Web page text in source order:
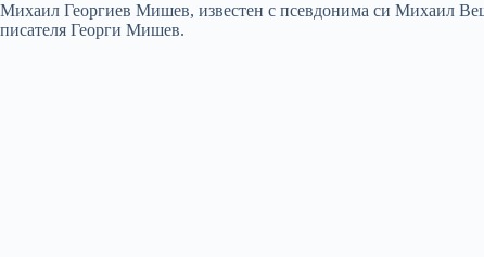
Михаил Георгиев Мишев, известен с псевдонима си Михаил
писателя Георги Мишев.